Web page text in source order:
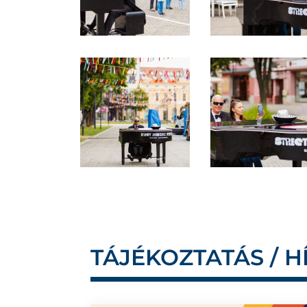
TÁJÉKOZTATÁS /